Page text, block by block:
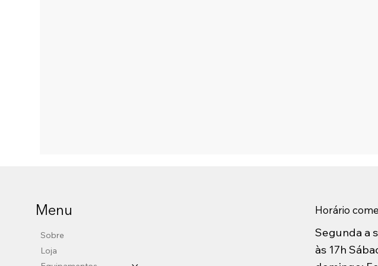
Horário
Segunda a
às 17h
Menu
Sobre
Loja